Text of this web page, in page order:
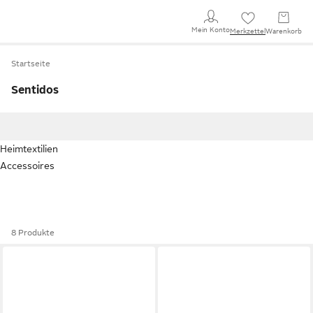
Mein KontoMerkzettel Warenkorb
Startseite
Sentidos
Heimtextilien
Accessoires
8 Produkte